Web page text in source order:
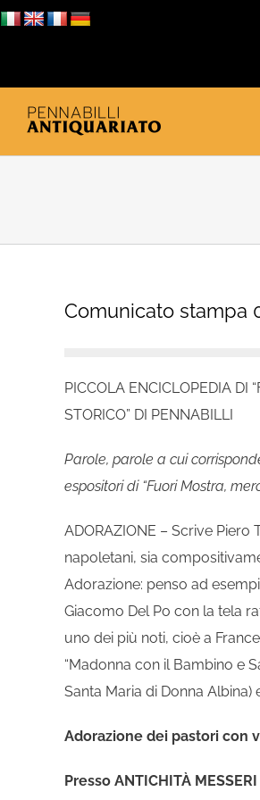
Salta
Comunicato stampa
PICCOLA ENCICLOPEDIA DI
STORICO” DI PENNABILLI
Parole, parole a cui
espositori di “Fuori Mostra,
ADORAZIONE – Scrive Piero
napoletani, sia
Adorazione: penso ad
Giacomo Del Po con la tela
uno dei più noti, cioè a
“Madonna con il Bambino e
Santa Maria di Donna Albina)
Adorazione dei pastori con
Presso ANTICHITÀ